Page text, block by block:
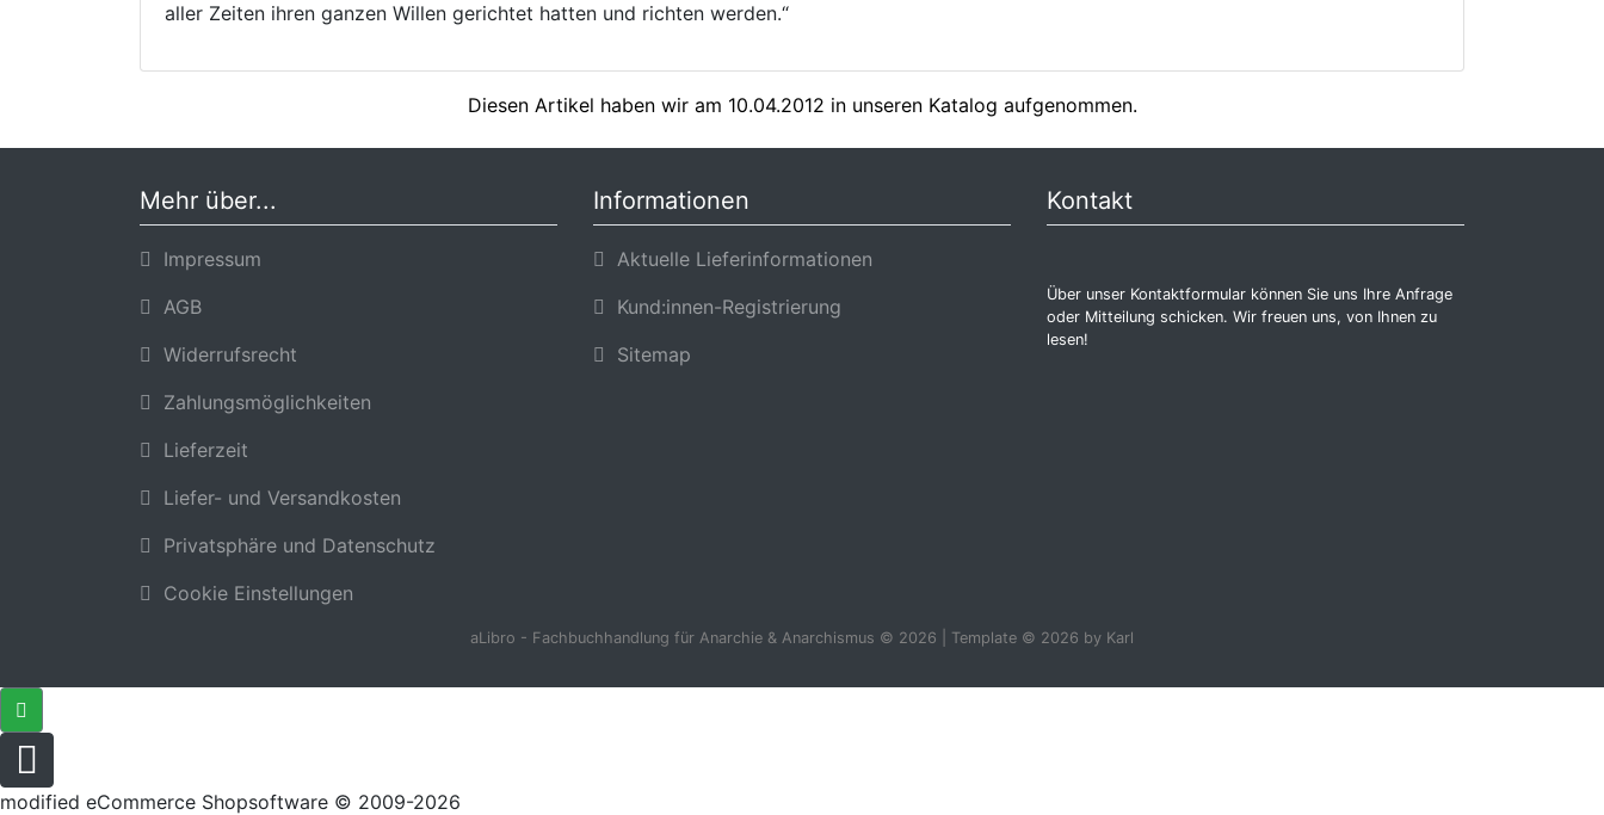
aller Zeiten ihren ganzen Willen gerichtet hatten und richten werden.“
Diesen Artikel haben wir am 10.04.2012 in unseren Katalog aufgenommen.
Mehr über...
Impressum
AGB
Widerrufsrecht
Zahlungsmöglichkeiten
Lieferzeit
Liefer- und Versandkosten
Privatsphäre und Datenschutz
Cookie Einstellungen
Informationen
Aktuelle Lieferinformationen
Kund:innen-Registrierung
Sitemap
Kontakt
Über unser Kontaktformular können Sie uns Ihre Anfrage
oder Mitteilung schicken. Wir freuen uns, von Ihnen zu
lesen!
aLibro - Fachbuchhandlung für Anarchie & Anarchismus © 2026 | Template © 2026 by Karl
modified eCommerce Shopsoftware © 2009-2026